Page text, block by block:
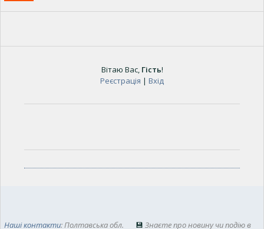
Вітаю Вас, Гість!
Реєстрація | Вхід
Наші контакти: Полтавська обл.
💾 Знаєте про новину чи подію в